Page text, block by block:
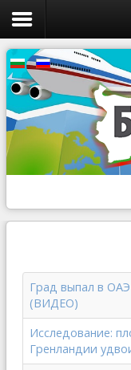
Град выпал в
(ВИДЕО)
Исследование:
Гренландии